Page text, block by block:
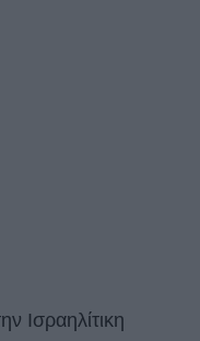
Ισραηλίτικη